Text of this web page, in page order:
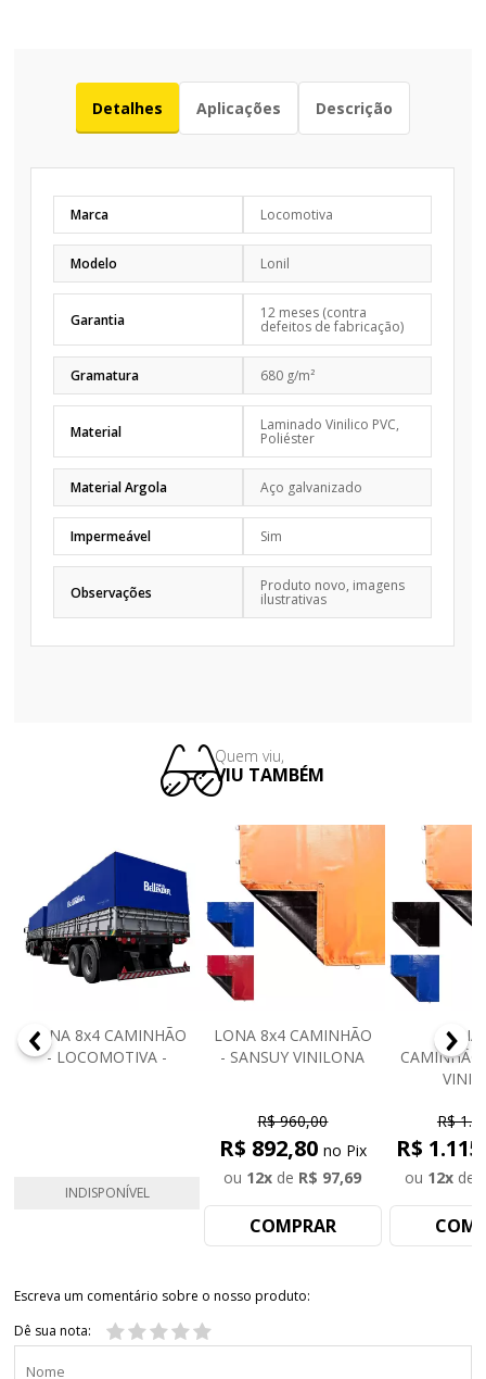
Detalhes Aplicações Descrição
Marca Locomotiva
Modelo Lonil
Garantia 12 meses (contra
defeitos de fabricação)
Gramatura 680 g/m²
Material Laminado Vinilico PVC,
Poliéster
Material Argola Aço galvanizado
Impermeável Sim
Observações Produto novo, imagens
ilustrativas
Quem viu,
VIU TAMBÉM
LONA 8x4 CAMINHÃO
- LOCOMOTIVA -
INDISPONÍVEL
LONA 8x4 CAMINHÃO
- SANSUY VINILONA
R$ 960,00
ou 12x de R$ 97,69
R$ 892,80 no Pix
COMPRAR
R$
ou 12x de
R$
Escreva um comentário sobre o nosso produto:
Dê sua nota: